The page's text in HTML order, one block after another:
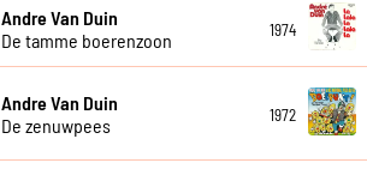
Andre Van Duin
De tamme boerenzoon
1974
Andre Van Duin
De zenuwpees
1972